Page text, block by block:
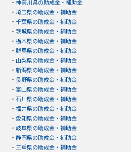
・ 神奈川県の助成金・補助金
・ 埼玉県の助成金・補助金
・ 千葉県の助成金・補助金
・ 茨城県の助成金・補助金
・ 栃木県の助成金・補助金
・ 群馬県の助成金・補助金
・ 山梨県の助成金・補助金
・ 新潟県の助成金・補助金
・ 長野県の助成金・補助金
・ 富山県の助成金・補助金
・ 石川県の助成金・補助金
・ 福井県の助成金・補助金
・ 愛知県の助成金・補助金
・ 岐阜県の助成金・補助金
・ 静岡県の助成金・補助金
・ 三重県の助成金・補助金